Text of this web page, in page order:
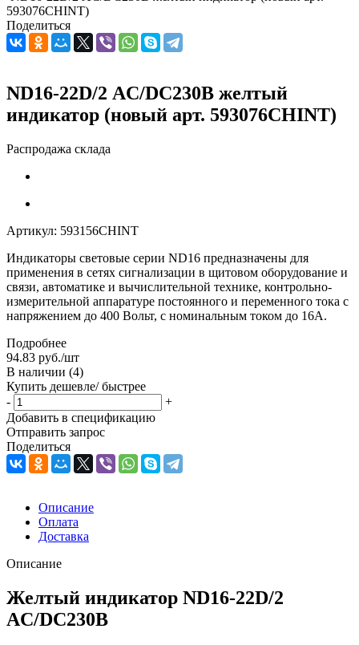
593076CHINT)
Поделиться
ND16-22D/2 АC/DC230В желтый
индикатор (новый арт. 593076CHINT)
Распродажа склада
Артикул: 593156CHINT
Индикаторы световые серии ND16 предназначены для
применения в сетях сигнализации в щитовом оборудование и
связи, автоматике и вычислительной технике, контрольно-
измерительной аппаратуре постоянного и переменного тока с
напряжением до 400 Вольт, с номинальным током до 16А.
Подробнее
94.83 руб./шт
В наличии (4)
Купить дешевле/ быстрее
-
+
Добавить в спецификацию
Отправить запрос
Поделиться
Описание
Оплата
Доставка
Описание
Желтый индикатор ND16-22D/2
АC/DC230В